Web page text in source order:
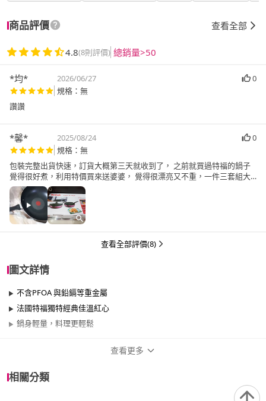
商品評價 查看全部
4.8(8則評價) 總銷量>50
*均* 2026/06/27
0
規格：無
*馨* 2025/08/24
0
規格：無
包裝完整出貨快速，訂貨大概第三天就收到了， 之前就買過特福的鍋子
覺得很好煮，利用特價買來送婆婆， 覺得很漂亮又不重，一件三套組大
小鍋都有了，太棒了😆
查看全部評價(8)
圖文詳情
不含PFOA 與鉛鎘等重金屬
法國特福獨特經典佳溫紅心
鍋身輕量，料理更輕鬆
查看更多
相關分類